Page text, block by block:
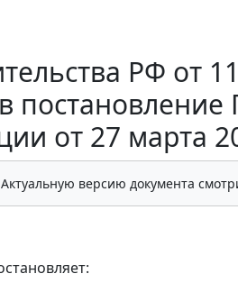
РФ от
от 27 марта
Актуальную версию документа